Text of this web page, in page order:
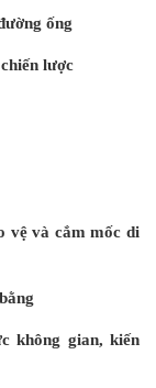
ống
lược
vệ và cắm mốc di
không gian, kiến